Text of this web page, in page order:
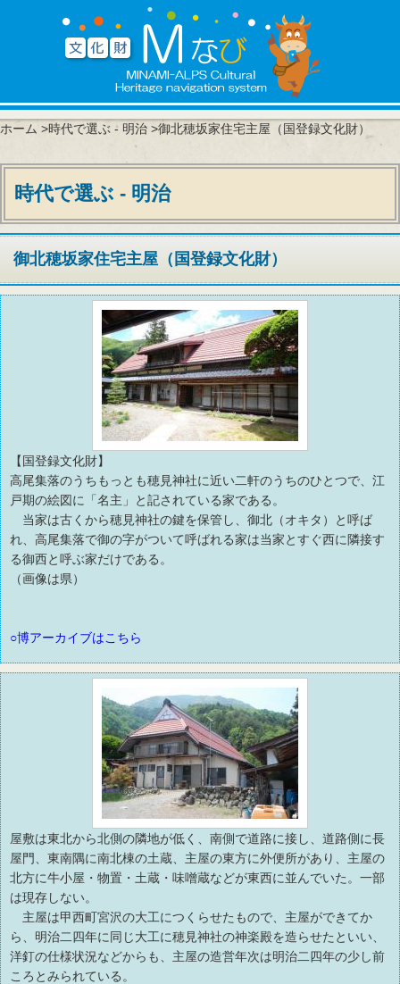
ホーム >時代で選ぶ - 明治 >御北穂坂家住宅主屋（国登録文化財）
時代で選ぶ - 明治
御北穂坂家住宅主屋（国登録文化財）
【国登録文化財】
高尾集落のうちもっとも穂見神社に近い二軒のうちのひとつで、江
戸期の絵図に「名主」と記されている家である。
当家は古くから穂見神社の鍵を保管し、御北（オキタ）と呼ば
れ、高尾集落で御の字がついて呼ばれる家は当家とすぐ西に隣接す
る御西と呼ぶ家だけである。
（画像は県）
○博アーカイブはこちら
屋敷は東北から北側の隣地が低く、南側で道路に接し、道路側に長
屋門、東南隅に南北棟の土蔵、主屋の東方に外便所があり、主屋の
北方に牛小屋・物置・土蔵・味噌蔵などが東西に並んでいた。一部
は現存しない。
主屋は甲西町宮沢の大工につくらせたもので、主屋ができてか
ら、明治二四年に同じ大工に穂見神社の神楽殿を造らせたといい、
洋釘の仕様状況などからも、主屋の造営年次は明治二四年の少し前
ころとみられている。